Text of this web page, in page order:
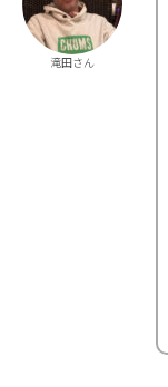
滝田さん